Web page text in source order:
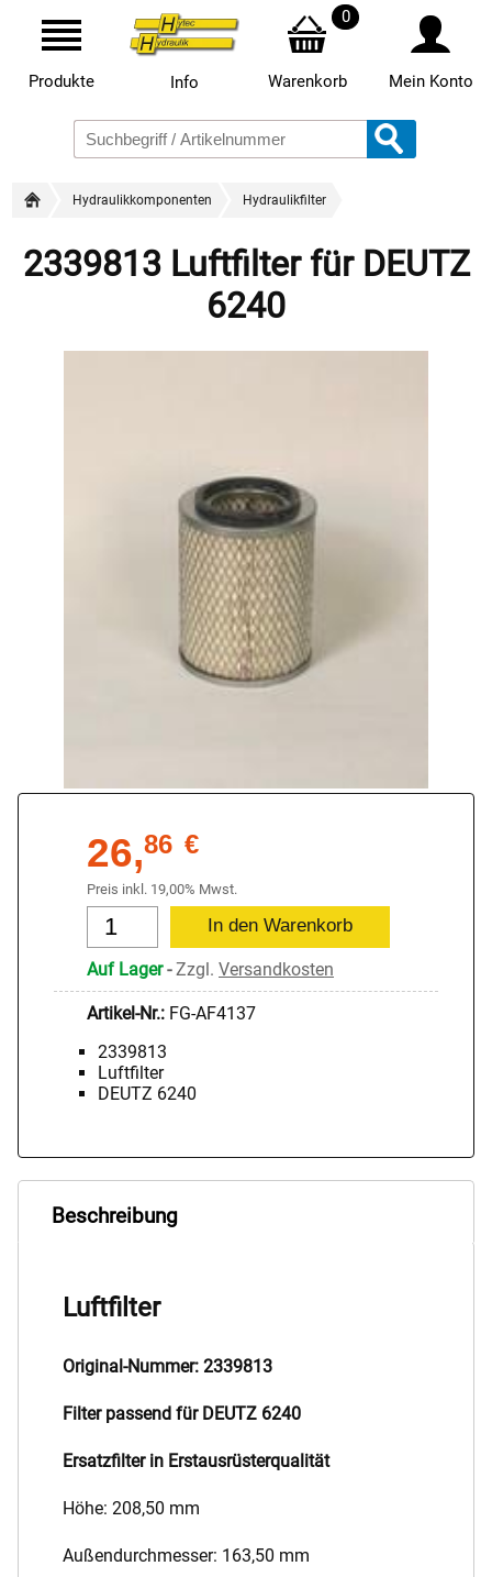
Produkte Info
0
Warenkorb Mein Konto
Hydraulikkomponenten Hydraulikfilter
2339813 Luftfilter für DEUTZ
6240
26,86 €
Preis inkl. 19,00% Mwst.
Auf Lager-Zzgl. Versandkosten
Artikel-Nr.: FG-AF4137
2339813
Luftfilter
DEUTZ 6240
Beschreibung
Luftfilter
Original-Nummer: 2339813
Filter passend für DEUTZ 6240
Ersatzfilter in Erstausrüsterqualität
Höhe: 208,50 mm
Außendurchmesser: 163,50 mm